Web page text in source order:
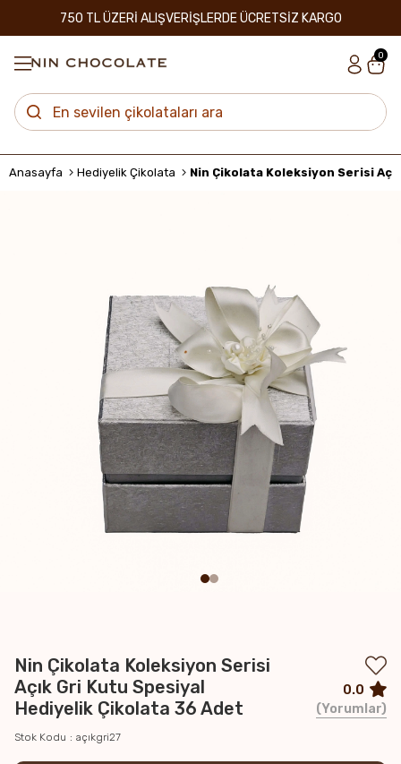
750 TL ÜZERİ ALIŞVERİŞLERDE ÜCRETSİZ KARGO
0
Anasayfa Hediyelik Çikolata
Nin Çikolata Koleksiyon Serisi
Açık Gri Kutu Spesiyal
Hediyelik Çikolata 36 Adet
Stok Kodu açıkgri27
0.0
Yorumlar